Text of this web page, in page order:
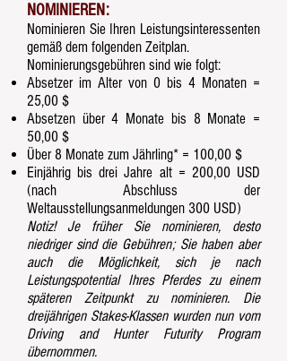
NOMINIEREN:
Nominieren Sie Ihren Leistungsinteressenten
gemäß dem folgenden Zeitplan.
Nominierungsgebühren sind wie folgt:
Absetzer im Alter von 0 bis 4 Monaten =
25,00 $
Absetzen über 4 Monate bis 8 Monate =
50,00 $
Über 8 Monate zum Jährling* = 100,00 $
Einjährig bis drei Jahre alt = 200,00 USD
(nach Abschluss der
Weltausstellungsanmeldungen 300 USD)
Notiz! Je früher Sie nominieren, desto
niedriger sind die Gebühren; Sie haben aber
auch die Möglichkeit, sich je nach
Leistungspotential Ihres Pferdes zu einem
späteren Zeitpunkt zu nominieren. Die
dreijährigen Stakes-Klassen wurden nun vom
Driving and Hunter Futurity Program
übernommen.